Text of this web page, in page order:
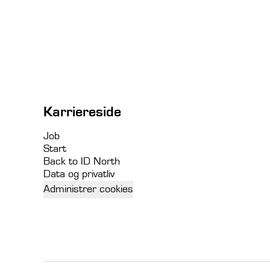
Karriereside
Job
Start
Back to ID North
Data og privatliv
Administrer cookies